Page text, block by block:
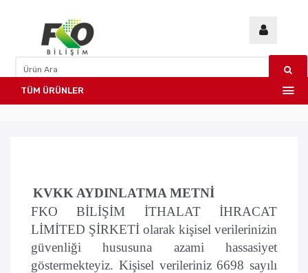
TÜM ÜRÜNLER
KVKK AYDINLATMA METNİ
FKO BİLİŞİM İTHALAT İHRACAT
LİMİTED ŞİRKETİ olarak kişisel verilerinizin
güvenliği hususuna azami hassasiyet
göstermekteyiz. Kişisel verileriniz 6698 sayılı